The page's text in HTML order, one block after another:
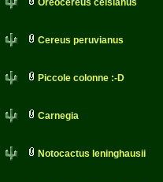
Oreocereus celsianus
Cereus peruvianus
Piccole colonne :-D
Carnegia
Notocactus leninghausii